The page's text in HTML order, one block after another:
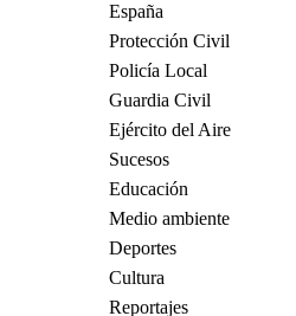
España
Protección Civil
Policía Local
Guardia Civil
Ejército del Aire
Sucesos
Educación
Medio ambiente
Deportes
Cultura
Reportajes